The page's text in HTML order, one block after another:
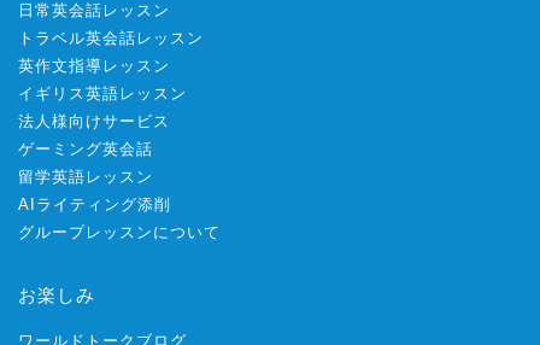
日常英会話レッスン
トラベル英会話レッスン
英作文指導レッスン
イギリス英語レッスン
法人様向けサービス
ゲーミング英会話
留学英語レッスン
AIライティング添削
グループレッスンについて
お楽しみ
ワールドトークブログ